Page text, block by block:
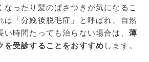
なったり髪のぱさつきが気になるこ
は「分娩後脱毛症」と呼ばれ、自然
時間たっても治らない場合は、 薄
を受診することをおすすめ します。